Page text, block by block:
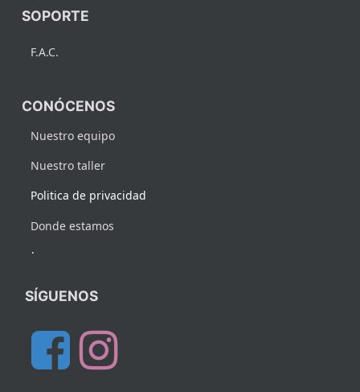
SOPORTE
F.A.C.
CONÓCENOS
Nuestro equipo
Nuestro taller
Politica de privacidad
Donde estamos
.
SÍGUENOS